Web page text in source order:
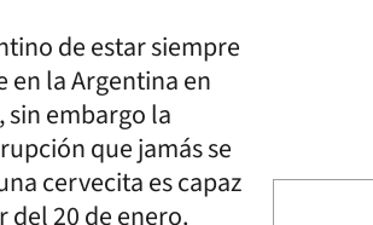
de estar siempre
en la Argentina en
embargo la
que jamás se
cervecita es capaz
20 de enero.